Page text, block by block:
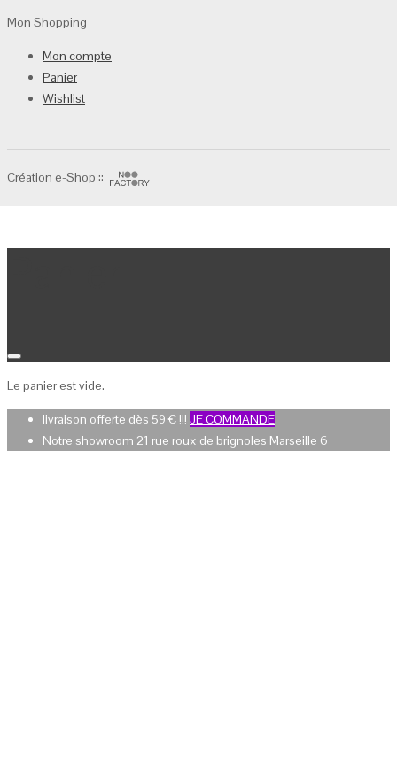
Mon Shopping
Mon compte
Panier
Wishlist
Création e-Shop ::
Le panier est vide.
livraison offerte dès 59 € !!! JE COMMANDE
Notre showroom 21 rue roux de brignoles Marseille 6